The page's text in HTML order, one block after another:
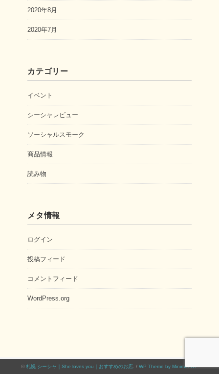
2020年8月
2020年7月
カテゴリー
イベント
シーシャレビュー
ソーシャルスモーク
商品情報
読み物
メタ情報
ログイン
投稿フィード
コメントフィード
WordPress.org
© 札幌 シーシャ｜She loves you｜おすすめのお店 . / WP Theme by Minimal WP